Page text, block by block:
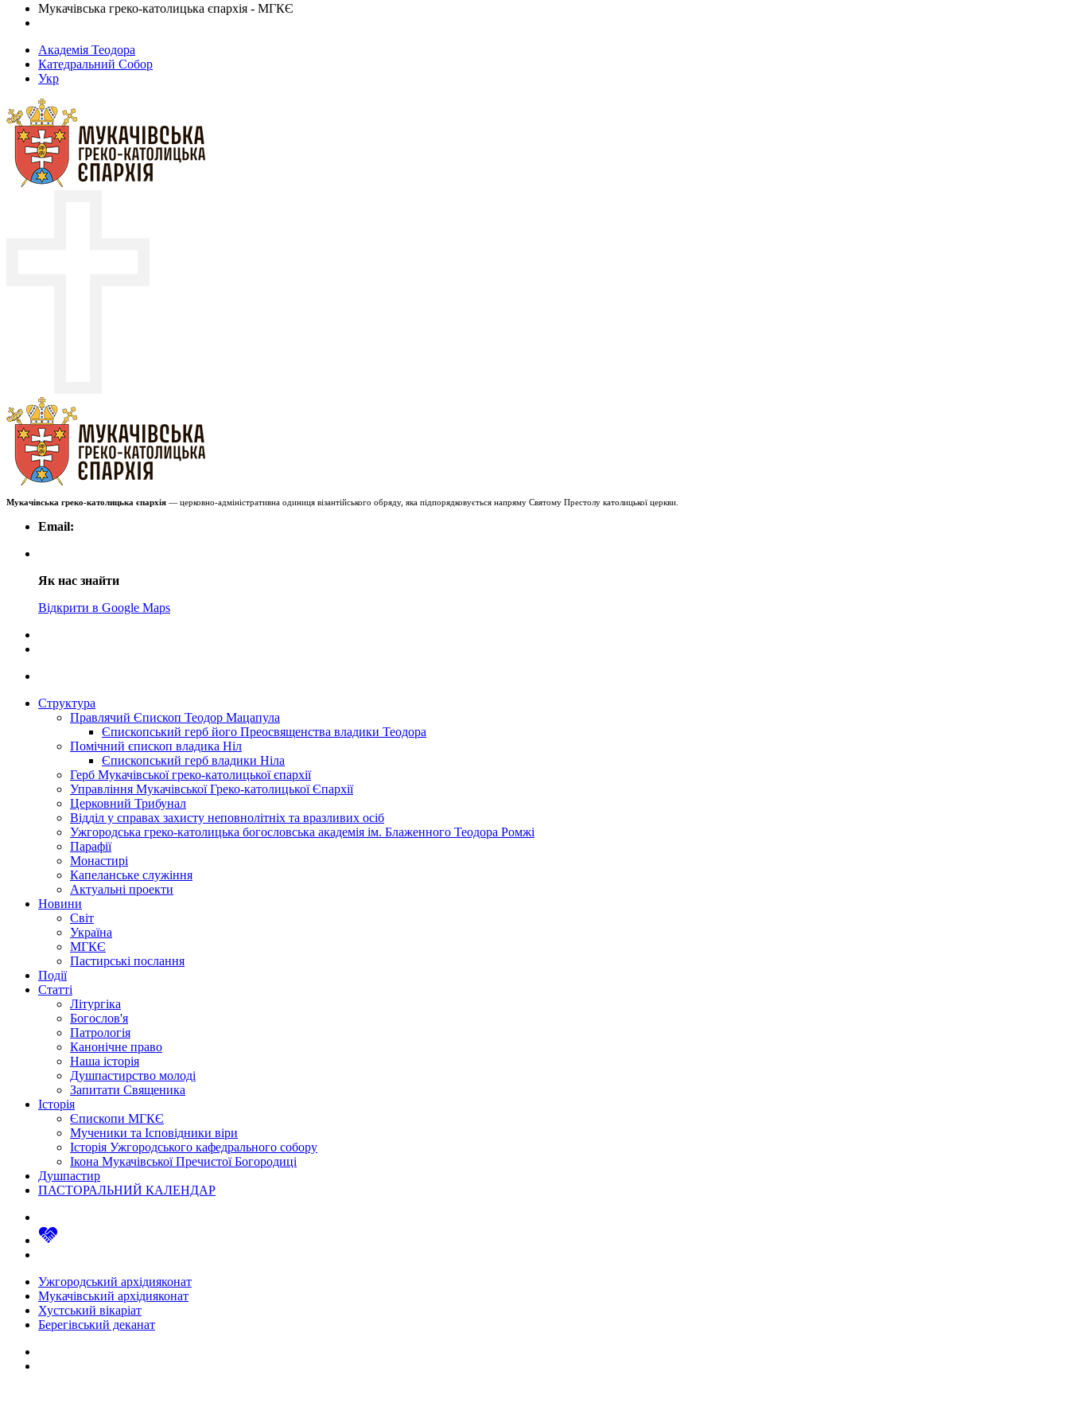
Мукачівська греко-католицька єпархія - МГКЄ
Академія Теодора
Катедральний Собор
Укр
Мукачівська греко-католицька єпархія — церковно-адміністративна одиниця візантійського обряду, яка підпорядковується напряму Святому Престолу католицької церкви.
Email:
Як нас знайти
Відкрити в Google Maps
Структура
Правлячий Єпископ Теодор Мацапула
Єпископський герб його Преосвященства владики Теодора
Помічний єпископ владика Ніл
Єпископський герб владики Ніла
Герб Мукачівської греко-католицької єпархії
Управління Мукачівської Греко-католицької Єпархії
Церковний Трибунал
Відділ у справах захисту неповнолітніх та вразливих осіб
Ужгородська греко-католицька богословська академія ім. Блаженного Теодора Ромжі
Парафії
Монастирі
Капеланське служіння
Актуальні проекти
Новини
Світ
Україна
МГКЄ
Пастирські послання
Події
Статті
Літургіка
Богослов'я
Патрологія
Канонічне право
Наша історія
Душпастирство молоді
Запитати Священика
Історія
Єпископи МГКЄ
Мученики та Ісповідники віри
Історія Ужгородського кафедрального собору
Ікона Мукачівської Пречистої Богородиці
Душпастир
ПАСТОРАЛЬНИЙ КАЛЕНДАР
Ужгородський архідияконат
Мукачівський архідияконат
Хустський вікаріат
Берегівський деканат